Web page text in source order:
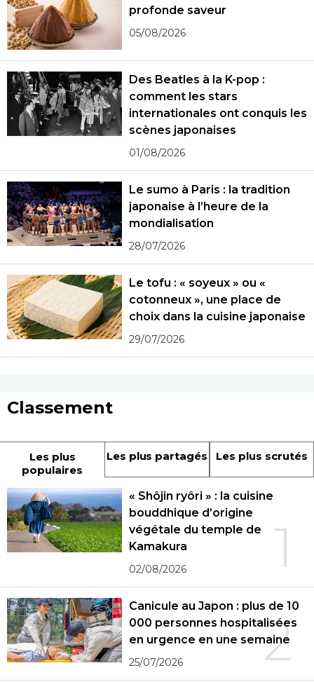
profonde saveur
05/08/2026
Des Beatles à la K-pop :
comment les stars
internationales ont conquis les
scènes japonaises
01/08/2026
Le sumo à Paris : la tradition
japonaise à l’heure de la
mondialisation
28/07/2026
Le tofu : « soyeux » ou «
cotonneux », une place de
choix dans la cuisine japonaise
29/07/2026
Classement
Les plus
populaires
Les plus partagés Les plus scrutés
1
« Shôjin ryôri » : la cuisine
bouddhique d’origine
végétale du temple de
Kamakura
02/08/2026
2
Canicule au Japon : plus de 10
000 personnes hospitalisées
en urgence en une semaine
25/07/2026